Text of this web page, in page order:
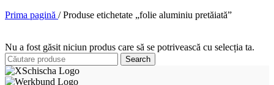
Prima pagină / Produse etichetate „folie aluminiu pretăiată”
Nu a fost găsit niciun produs care să se potrivească cu selecția ta.
Search